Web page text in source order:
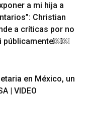
a mi hija a
Christian
a críticas por no
públicamente￼￼
en México, un
| VIDEO